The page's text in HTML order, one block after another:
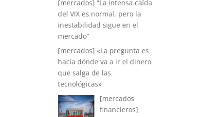
[mercados] “La intensa caída
del VIX es normal, pero la
inestabilidad sigue en el
mercado”
[mercados] «La pregunta es
hacia dónde va a ir el dinero
que salga de las
tecnológicas»
[mercados
financieros]